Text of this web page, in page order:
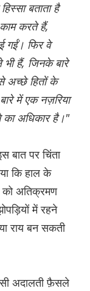
बताता है
करते हैं,
गईं। फिर वे
हैं, जिनके बारे
अच्छे हितों के
में एक नज़रिया
का अधिकार है।"
बात पर चिंता
कि हाल के
को अतिक्रमण
में रहने
राय बन सकती
अदालती फ़ैसले